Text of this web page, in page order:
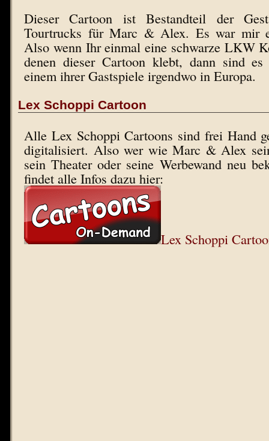
Dieser Cartoon ist Bestandteil der
Tourtrucks für Marc & Alex. Es war mir
Also wenn Ihr einmal eine schwarze LKW
denen dieser Cartoon klebt, dann sind
einem ihrer Gastspiele irgendwo in Europa.
Lex Schoppi Cartoon
Alle Lex Schoppi Cartoons sind frei Hand
digitalisiert. Also wer wie Marc & Alex
sein Theater oder seine Werbewand neu
findet alle Infos dazu hier:
Lex Schoppi